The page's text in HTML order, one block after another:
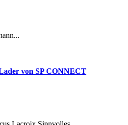
von SP CONNECT